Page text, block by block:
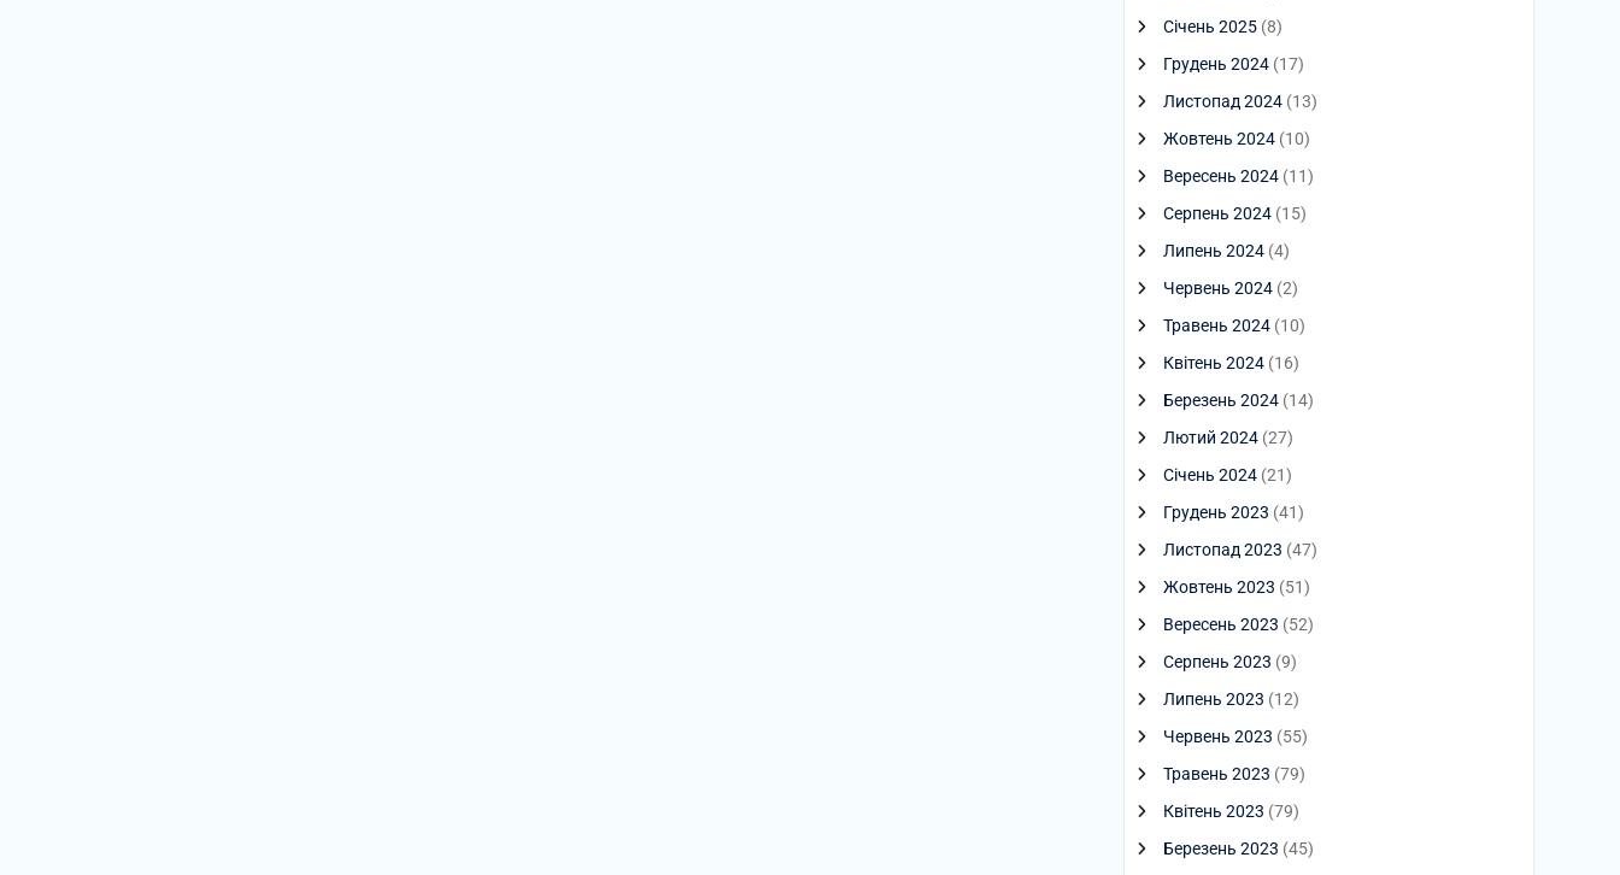
Січень 2025 (8)
Грудень 2024 (17)
Листопад 2024 (13)
Жовтень 2024 (10)
Вересень 2024 (11)
Серпень 2024 (15)
Липень 2024 (4)
Червень 2024 (2)
Травень 2024 (10)
Квітень 2024 (16)
Березень 2024 (14)
Лютий 2024 (27)
Січень 2024 (21)
Грудень 2023 (41)
Листопад 2023 (47)
Жовтень 2023 (51)
Вересень 2023 (52)
Серпень 2023 (9)
Липень 2023 (12)
Червень 2023 (55)
Травень 2023 (79)
Квітень 2023 (79)
Березень 2023 (45)